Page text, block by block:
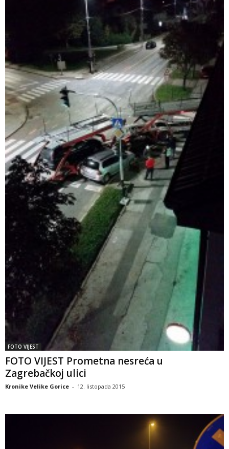
FOTO VIJEST
FOTO VIJEST Prometna nesreća u
Zagrebačkoj ulici
Kronike Velike Gorice - 12. listopada 2015